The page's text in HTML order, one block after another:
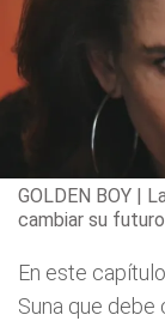
GOLDEN BOY |
cambiar su futuro
En este
Suna que debe